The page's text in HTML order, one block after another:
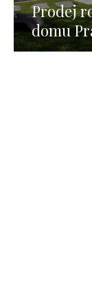
Prodej
domu
m2 1